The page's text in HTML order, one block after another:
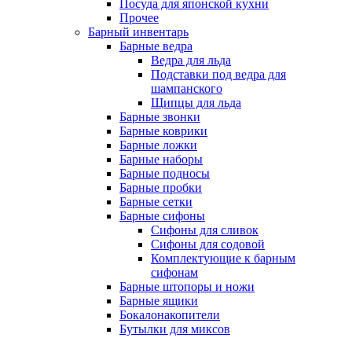
Посуда для японской кухни
Прочее
Барный инвентарь
Барные ведра
Ведра для льда
Подставки под ведра для
шампанского
Щипцы для льда
Барные звонки
Барные коврики
Барные ложки
Барные наборы
Барные подносы
Барные пробки
Барные сетки
Барные сифоны
Сифоны для сливок
Сифоны для содовой
Комплектующие к барным
сифонам
Барные штопоры и ножи
Барные ящики
Бокалонакопители
Бутылки для миксов